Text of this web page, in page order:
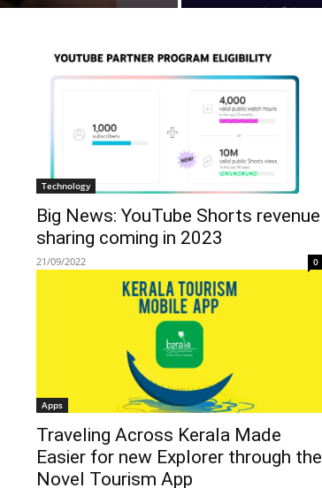
Technology
Big News: YouTube Shorts revenue
sharing coming in 2023
21/09/2022 0
Apps
Traveling Across Kerala Made
Easier for new Explorer through the
Novel Tourism App